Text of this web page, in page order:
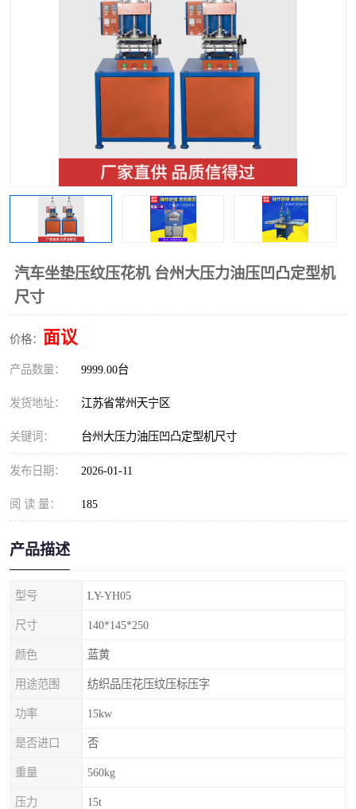
汽车坐垫压纹压花机 台州大压力油压凹凸定型机
尺寸
价格： 面议
产品数量： 9999.00台
发货地址： 江苏省常州天宁区
关键词： 台州大压力油压凹凸定型机尺寸
发布日期： 2026-01-11
阅 读 量： 185
产品描述
型号 LY-YH05
尺寸 140*145*250
颜色 蓝黄
用途范围 纺织品压花压纹压标压字
功率 15kw
是否进口 否
重量 560kg
压力 15t
泡壳包装封口机 海绵产品成型机